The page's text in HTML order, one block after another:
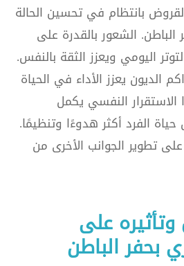
بانتظام في تحسين الحالة
الشعور بالقدرة على
اليومي ويعزز الثقة بالنفس.
الديون يعزز الأداء في الحياة
النفسي يكمل
حياة الفرد أكثر هدوءًا وتنظيمًا.
تطوير الجوانب الأخرى من
على
بحفر الباطن